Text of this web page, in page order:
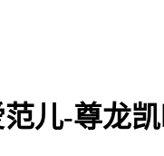
儿-尊龙